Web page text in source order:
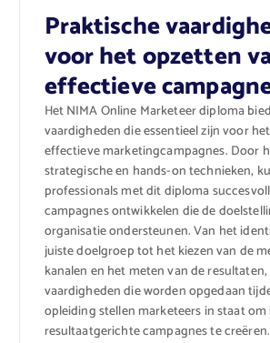
Praktische
voor het opzetten
effectieve
Het NIMA Online Marketeer diploma
vaardigheden die essentieel zijn voor
effectieve marketingcampagnes. Door
strategische en hands-on technieken,
professionals met dit diploma
campagnes ontwikkelen die de
organisatie ondersteunen. Van het
juiste doelgroep tot het kiezen van de
kanalen en het meten van de
vaardigheden die worden opgedaan
opleiding stellen marketeers in staat
resultaatgerichte campagnes te creëren.